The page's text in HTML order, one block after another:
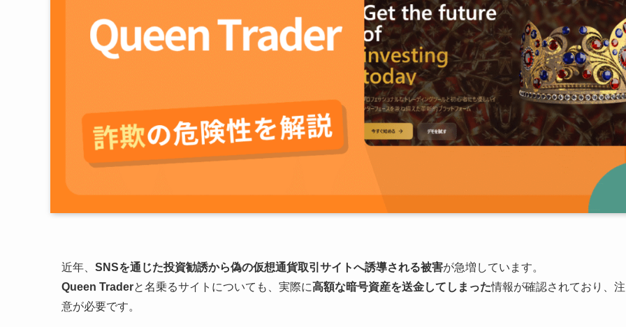
近年、 SNSを通じた投資勧誘から偽の仮想通貨取引サイトへ誘導される被害が急増しています。
Queen Traderと名乗るサイトについても、実際に高額な暗号資産を送金してしまった情報が確認されており、注
意が必要です。